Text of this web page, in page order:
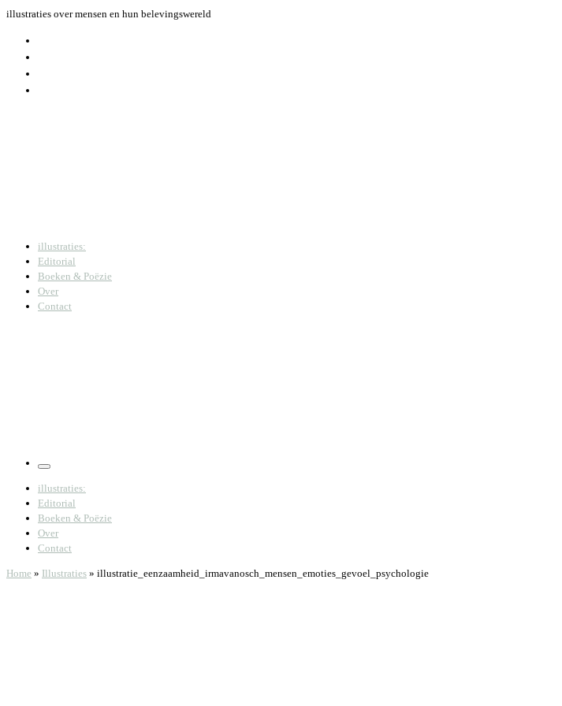
Skip
content
illustraties over mensen en hun belevingswereld
illustraties:
Editorial
Boeken & Poëzie
Over
Contact
Menu
illustraties:
Editorial
Boeken & Poëzie
Over
Contact
Home » Illustraties » illustratie_eenzaamheid_irmavanosch_mensen_emoties_gevoel_psychologie